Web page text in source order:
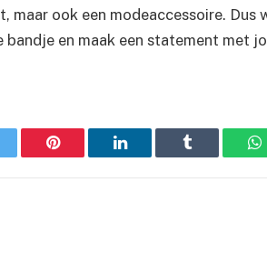
maar ook een modeaccessoire. Dus
en maak een statement met
Pinterest LinkedIn Tumblr